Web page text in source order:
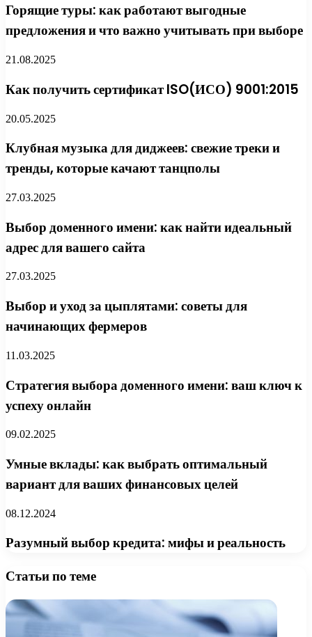
Горящие туры: как работают выгодные
предложения и что важно учитывать при выборе
21.08.2025
Как получить сертификат ISO(ИСО) 9001:2015
20.05.2025
Клубная музыка для диджеев: свежие треки и
тренды, которые качают танцполы
27.03.2025
Выбор доменного имени: как найти идеальный
адрес для вашего сайта
27.03.2025
Выбор и уход за цыплятами: советы для
начинающих фермеров
11.03.2025
Стратегия выбора доменного имени: ваш ключ к
успеху онлайн
09.02.2025
Умные вклады: как выбрать оптимальный
вариант для ваших финансовых целей
08.12.2024
Разумный выбор кредита: мифы и реальность
Статьи по теме